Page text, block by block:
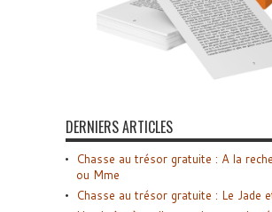
DERNIERS ARTICLES
Chasse au trésor gratuite : A la
ou Mme
Chasse au trésor gratuite : Le Jade